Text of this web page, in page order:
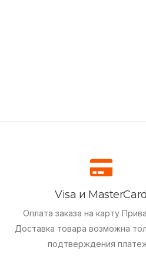
Visa и MasterCard
Оплата заказа на карту
Доставка товара возможна
подтверждения